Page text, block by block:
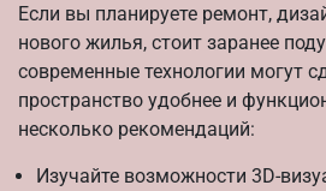
Если вы планируете ремонт,
нового жилья, стоит заранее
современные технологии могут
пространство удобнее и
несколько рекомендаций:
Изучайте возможности 3D-